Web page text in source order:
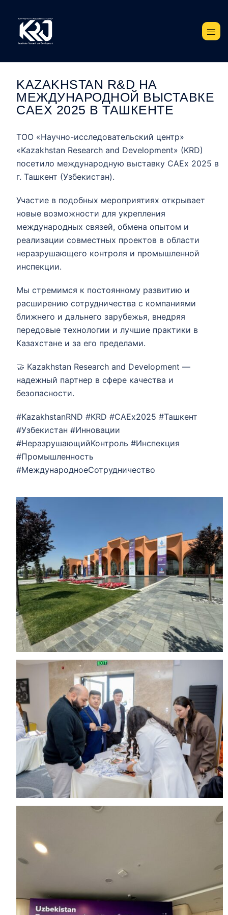
KAZAKHSTAN R&D НА
МЕЖДУНАРОДНОЙ ВЫСТАВКЕ
CAEX 2025 В ТАШКЕНТЕ
ТОО «Научно-исследовательский центр»
«Kazakhstan Research and Development» (KRD)
посетило международную выставку CAEx 2025 в
г. Ташкент (Узбекистан).
Участие в подобных мероприятиях открывает
новые возможности для укрепления
международных связей, обмена опытом и
реализации совместных проектов в области
неразрушающего контроля и промышленной
инспекции.
Мы стремимся к постоянному развитию и
расширению сотрудничества с компаниями
ближнего и дальнего зарубежья, внедряя
передовые технологии и лучшие практики в
Казахстане и за его пределами.
🤝 Kazakhstan Research and Development —
надежный партнер в сфере качества и
безопасности.
#KazakhstanRND #KRD #CAEx2025 #Ташкент
#Узбекистан #Инновации
#НеразрушающийКонтроль #Инспекция
#Промышленность
#МеждународноеСотрудничество